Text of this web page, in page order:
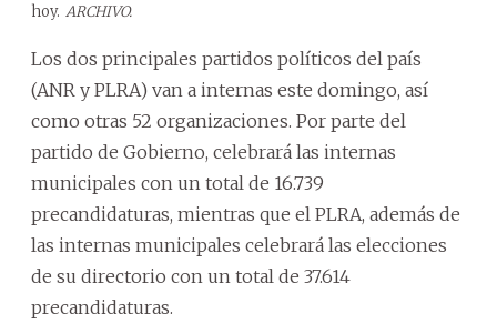
hoy. ARCHIVO.
Los dos principales partidos políticos del país
(ANR y PLRA) van a internas este domingo, así
como otras 52 organizaciones. Por parte del
partido de Gobierno, celebrará las internas
municipales con un total de 16.739
precandidaturas, mientras que el PLRA, además de
las internas municipales celebrará las elecciones
de su directorio con un total de 37.614
precandidaturas.